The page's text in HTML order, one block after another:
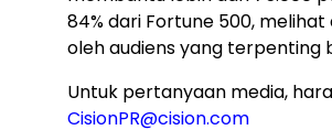
84% dari Fortune 500,
oleh audiens yang terpenting
Untuk pertanyaan media,
CisionPR@cision.com